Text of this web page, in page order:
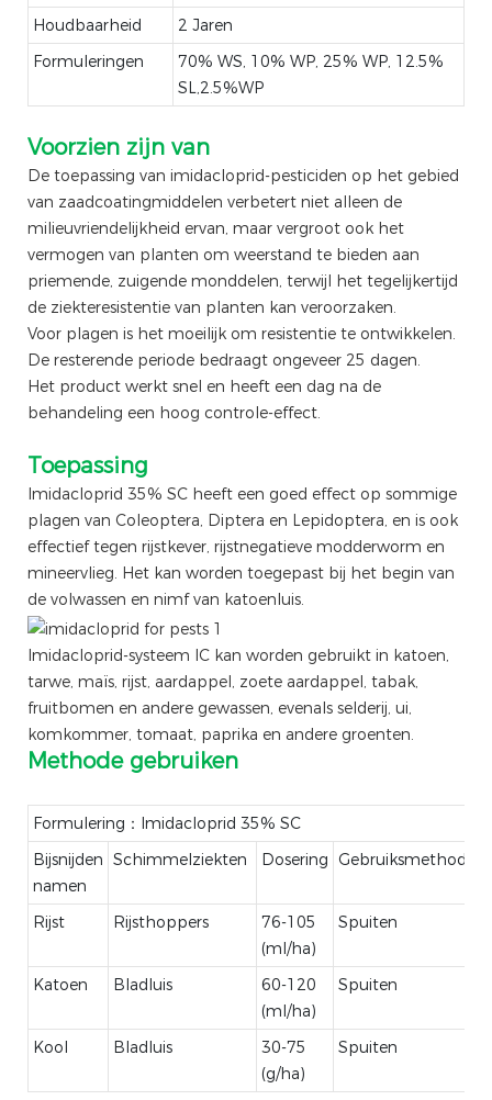
Houdbaarheid
2 Jaren
Formuleringen
70% WS, 10% WP, 25% WP, 12.5%
SL,2.5%WP
Voorzien zijn van
De toepassing van imidacloprid-pesticiden op het gebied
van zaadcoatingmiddelen verbetert niet alleen de
milieuvriendelijkheid ervan, maar vergroot ook het
vermogen van planten om weerstand te bieden aan
priemende, zuigende monddelen, terwijl het tegelijkertijd
de ziekteresistentie van planten kan veroorzaken.
Voor plagen is het moeilijk om resistentie te ontwikkelen.
De resterende periode bedraagt ​​ongeveer 25 dagen.
Het product werkt snel en heeft een dag na de
behandeling een hoog controle-effect.
Toepassing
Imidacloprid 35% SC heeft een goed effect op sommige
plagen van Coleoptera, Diptera en Lepidoptera, en is ook
effectief tegen rijstkever, rijstnegatieve modderworm en
mineervlieg. Het kan worden toegepast bij het begin van
de volwassen en nimf van katoenluis.
Imidacloprid-systeem IC kan worden gebruikt in katoen,
tarwe, maïs, rijst, aardappel, zoete aardappel, tabak,
fruitbomen en andere gewassen, evenals selderij, ui,
komkommer, tomaat, paprika en andere groenten.
Methode gebruiken
Formulering：Imidacloprid 35% SC
Bijsnijden
namen
Schimmelziekten Dosering Gebruiksmethode:
Rijst Rijsthoppers
76-105
(ml/ha)
Spuiten
Katoen Bladluis
60-120
(ml/ha)
Spuiten
Kool Bladluis
30-75
(g/ha)
Spuiten